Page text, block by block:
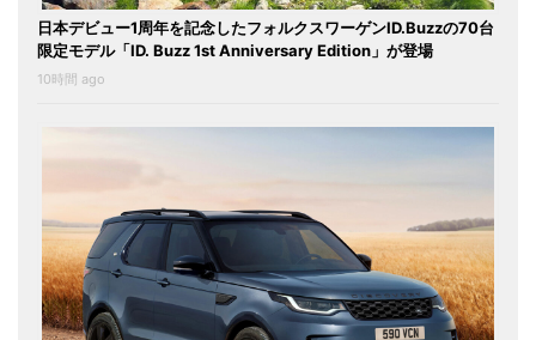
日本デビュー1周年を記念したフォルクスワーゲンID.Buzzの70台
限定モデル「ID. Buzz 1st Anniversary Edition」が登場
10時間 ago